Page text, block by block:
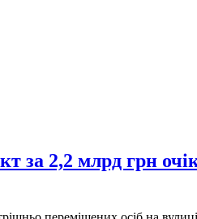
2,2 млрд грн